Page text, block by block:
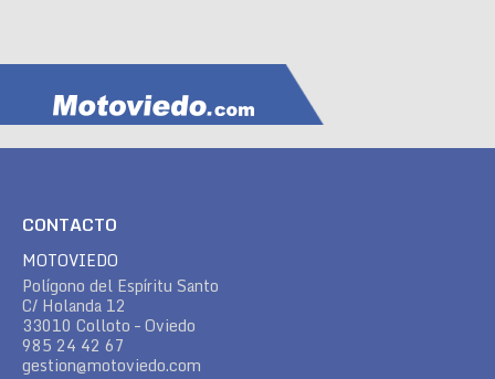
CONTACTO
MOTOVIEDO
Polígono del Espíritu Santo
C/ Holanda 12
33010 Colloto – Oviedo
985 24 42 67
gestion@motoviedo.com